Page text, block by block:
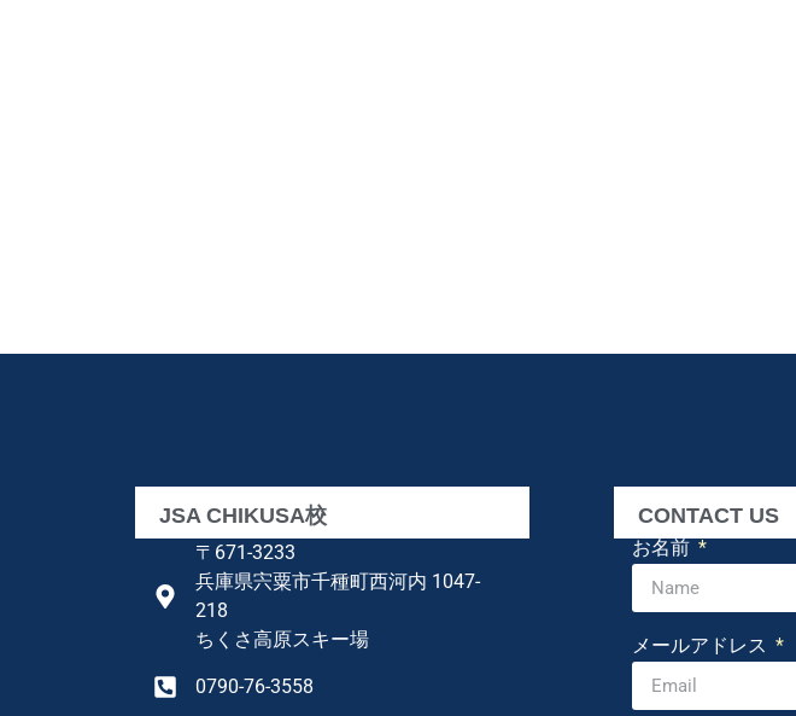
JSA CHIKUSA校
〒671-3233
兵庫県宍粟市千種町西河内 1047-
218
ちくさ高原スキー場
0790-76-3558
CONTACT US
お名前
メールアドレス